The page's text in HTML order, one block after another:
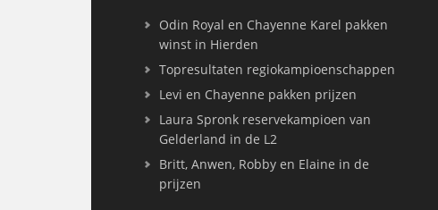
Odin Royal en Chayenne Karel pakken
winst in Hierden
Topresultaten regiokampioenschappen
Levi en Chayenne pakken prijzen
Laura Spronk reservekampioen van
Gelderland in de L2
Britt, Anwen, Robby en Elaine in de
prijzen